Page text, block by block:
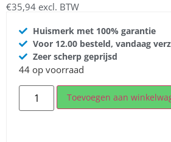
€35,94 excl. BTW
Huismerk met 100% garantie
Voor 12.00 besteld, vandaag
Zeer scherp geprijsd
44 op voorraad
Toevoegen aan